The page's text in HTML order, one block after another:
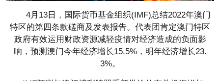
4月13日，国际货币基金组织(IMF)总结2022年澳门
特区的第四条款磋商及发表报告。代表团肯定澳门特区
政府有效运用财政资源减轻疫情对经济造成的负面影
响，预测澳门今年经济增长15.5%，明年经济增长23.
3%。